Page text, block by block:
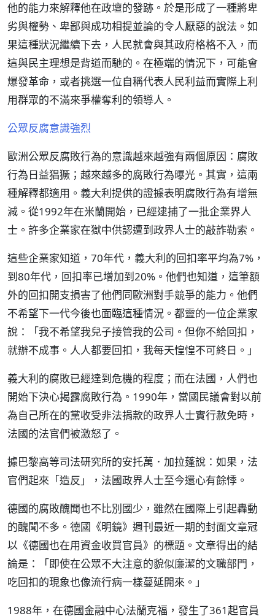
他的能力來解釋他在政壇的發跡。於是形成了一種將卑
劣與權勢、卑鄙與成功相提並論的令人厭惡的說法。如
果這種狀況繼續下去，人民就會與其政府格格不入，而
這與民主理想是背道而馳的。在極端的情況下，可能會
爆發革命，或者挑選一位自稱代表人民利益而實際上利
用群眾的不滿來爭權奪利的領導人。
公眾反腐意識強烈
歐洲公眾反腐敗行為的意識越來越強有兩個原因：腐敗
行為日益猖獗；越來越多的腐敗行為曝光。其實，這兩
種解釋都適用。義大利提供的證據表明腐敗行為有增無
減。從1992年在米蘭開始，已經逮捕了一批企業界人
士。許多企業家在獄中供認遭到政界人士的敲詐勒索。
這些企業家知道，70年代，義大利的回扣率平均為7%，
到80年代，回扣率已增加到20%。他們也知道，這筆額
外的回扣開支損害了他們同歐洲對手競爭的能力。他們
不希望下一代今後也面臨這種情況。都靈的一位企業家
說：「我不希望我兒子接管我的公司。但你不給回扣，
就辦不成事。人人都要回扣，我每天惶惶不可終日。」
義大利的腐敗已經達到危機的程度；而在法國，人們也
開始下決心揭露腐敗行為。1990年，當國民議會對以前
為自己所在的黨收受非法捐款的政界人士實行赦免時，
法國的法官們被激怒了。
據巴黎高等司法研究所的安托萬．加拉蓬說：如果，法
官們起來「造反」，法國政界人士至今還心有餘悸。
德國的腐敗醜聞也不比別國少，雖然在國際上引起轟動
的醜聞不多。德國《明鏡》週刊最近一期的封面文章冠
以《德國也在用資金收買官員》的標題。文章得出的結
論是：「即使在公眾不大注意的貌似廉潔的文職部門，
吃回扣的現象也像流行病一樣蔓延開來。」
1988年，在德國金融中心法蘭克福，發生了361起官員